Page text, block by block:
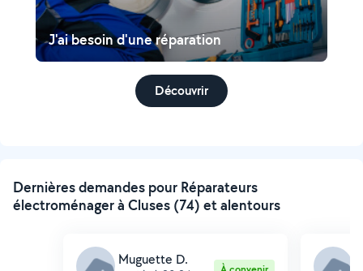
J'ai besoin d'une réparation
Découvrir
Dernières demandes pour Réparateurs
électroménager à Cluses (74) et alentours
Muguette D.